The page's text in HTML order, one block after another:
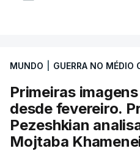
MUNDO GUERRA NO MÉDIO
Primeiras
desde fevereiro.
Pezeshkian
Mojtaba